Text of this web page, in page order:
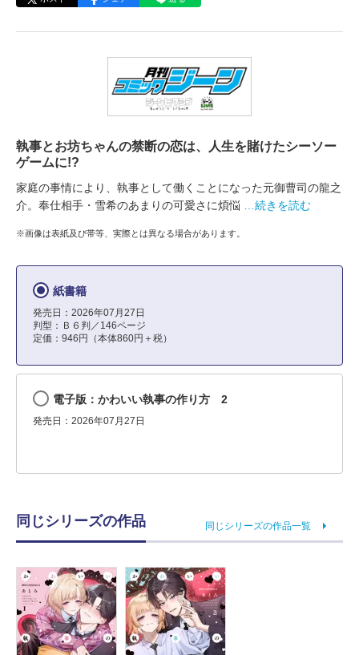
執事とお坊ちゃんの禁断の恋は、人生を賭けたシーソー
ゲームに!?
家庭の事情により、執事として働くことになった元御曹司の龍之
介。奉仕相手・雪希のあまりの可愛さに煩悩
…続きを読む
※画像は表紙及び帯等、実際とは異なる場合があります。
紙書籍
発売日：2026年07月27日
判型：Ｂ６判／146ページ
定価：946円（本体860円＋税）
電子版：かわいい執事の作り方 2
発売日：2026年07月27日
同じシリーズの作品 同じシリーズの作品一覧